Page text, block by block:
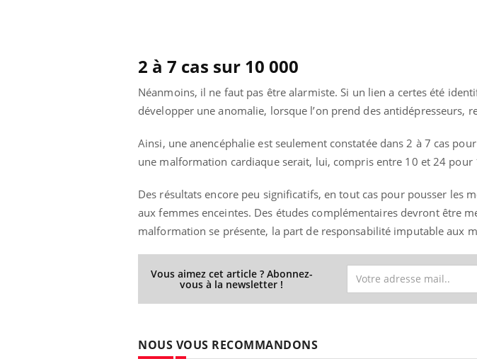
2 à 7 cas sur 10 000
Néanmoins, il ne faut pas être alarmiste. Si un lien a certes été
développer une anomalie, lorsque l’on prend des antidépresseurs,
Ainsi, une anencéphalie est seulement constatée dans 2 à 7 cas
une malformation cardiaque serait, lui, compris entre 10 et 24 pour
Des résultats encore peu significatifs, en tout cas pour pousser les
aux femmes enceintes. Des études complémentaires devront être
malformation se présente, la part de responsabilité imputable aux
Vous aimez cet article ? Abonnez-
vous à la newsletter !
NOUS VOUS RECOMMANDONS